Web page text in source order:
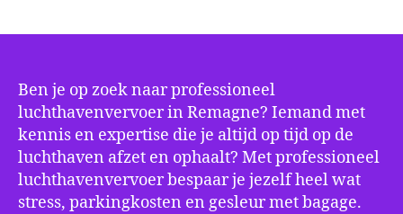
Ben je op zoek naar professioneel
luchthavenvervoer in Remagne? Iemand met
kennis en expertise die je altijd op tijd op de
luchthaven afzet en ophaalt? Met professioneel
luchthavenvervoer bespaar je jezelf heel wat
stress, parkingkosten en gesleur met bagage.